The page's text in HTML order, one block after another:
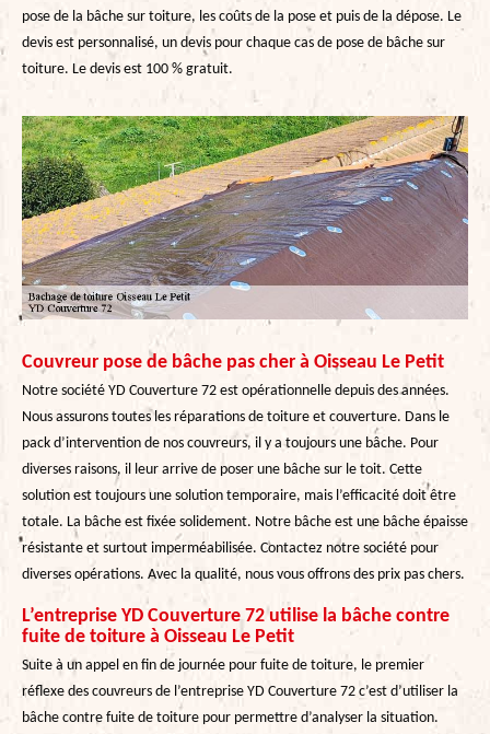
pose de la bâche sur toiture, les coûts de la pose et puis de la dépose. Le
devis est personnalisé, un devis pour chaque cas de pose de bâche sur
toiture. Le devis est 100 % gratuit.
Couvreur pose de bâche pas cher à Oisseau Le Petit
Notre société YD Couverture 72 est opérationnelle depuis des années.
Nous assurons toutes les réparations de toiture et couverture. Dans le
pack d’intervention de nos couvreurs, il y a toujours une bâche. Pour
diverses raisons, il leur arrive de poser une bâche sur le toit. Cette
solution est toujours une solution temporaire, mais l’efficacité doit être
totale. La bâche est fixée solidement. Notre bâche est une bâche épaisse
résistante et surtout imperméabilisée. Contactez notre société pour
diverses opérations. Avec la qualité, nous vous offrons des prix pas chers.
L’entreprise YD Couverture 72 utilise la bâche contre
fuite de toiture à Oisseau Le Petit
Suite à un appel en fin de journée pour fuite de toiture, le premier
réflexe des couvreurs de l’entreprise YD Couverture 72 c’est d’utiliser la
bâche contre fuite de toiture pour permettre d’analyser la situation.